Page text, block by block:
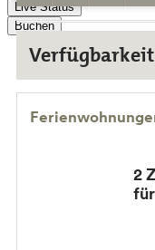
Live Status
Buchen
2